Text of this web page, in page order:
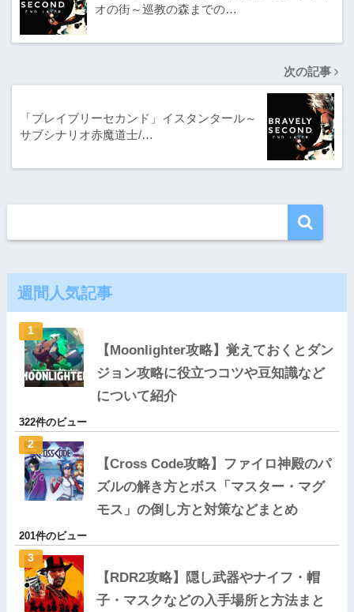
オの街～巡教の森までの…
次の記事
「ブレイブリーセカンド」イスタンタール～
サブシナリオ赤魔道士/…
週間人気記事
【Moonlighter攻略】覚えておくとダン
ジョン攻略に役立つコツや豆知識など
について紹介
322件のビュー
【Cross Code攻略】ファイロ神殿のパ
ズルの解き方とボス「マスター・マグ
モス」の倒し方と対策などまとめ
201件のビュー
【RDR2攻略】隠し武器やナイフ・帽
子・マスクなどの入手場所と方法まと